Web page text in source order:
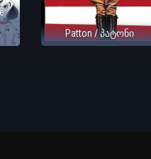
Patton / პატონი